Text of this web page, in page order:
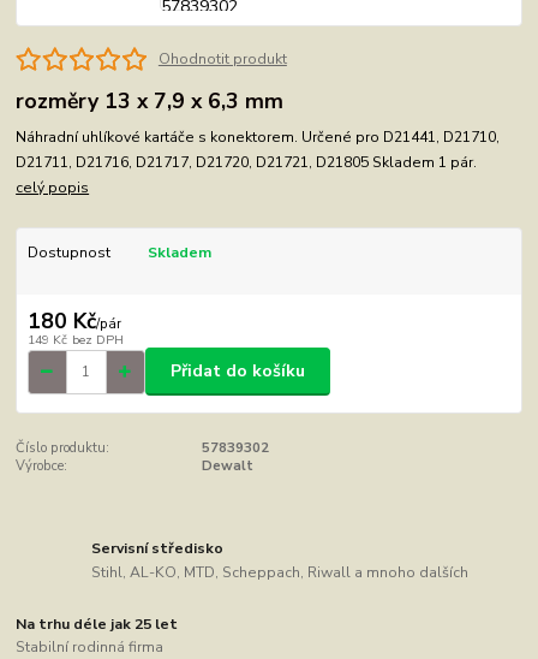
Ohodnotit produkt
rozměry 13 x 7,9 x 6,3 mm
Náhradní uhlíkové kartáče s konektorem. Určené pro D21441, D21710,
D21711, D21716, D21717, D21720, D21721, D21805 Skladem 1 pár.
celý popis
Dostupnost Skladem
180 Kč/pár
149 Kč bez DPH
Přidat do košíku
Číslo produktu:
57839302
Výrobce:
Dewalt
Servisní středisko
Stihl, AL-KO, MTD, Scheppach, Riwall a mnoho dalších
Na trhu déle jak 25 let
Stabilní rodinná firma